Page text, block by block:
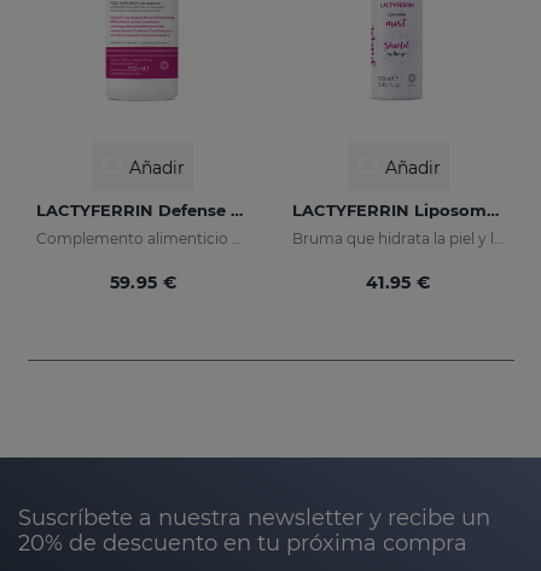
Añadir
LACTYFERRIN Defense Forte 500ml
59.95 €
Añadir
LACTYFERRIN Liposomal Mist 100ml
41.95 €
Suscríbete a nuestra newsletter y recibe un
20% de descuento en tu próxima compra